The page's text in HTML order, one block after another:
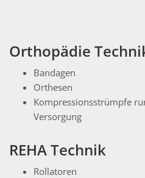
Orthopädie
Bandagen
Orthesen
Kompressionsstrümpfe
Versorgung
REHA Technik
Rollatoren